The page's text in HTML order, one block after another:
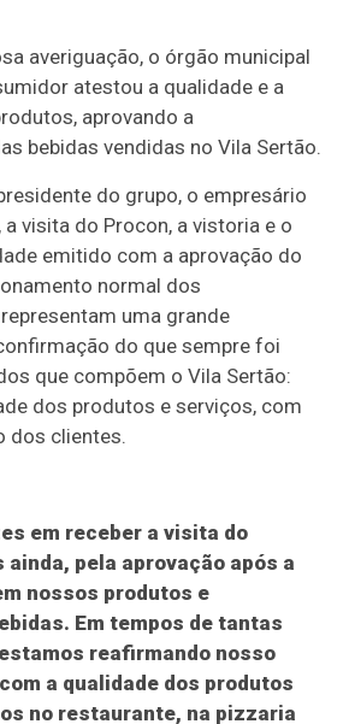
averiguação, o órgão municipal
atestou a qualidade e a
aprovando a
bebidas vendidas no Vila Sertão.
do grupo, o empresário
a visita do Procon, a vistoria e o
emitido com a aprovação do
normal dos
uma grande
do que sempre foi
que compõem o Vila Sertão:
dos produtos e serviços, com
dos clientes.
em receber a visita do
ainda, pela aprovação após a
nossos produtos e
Em tempos de tantas
reafirmando nosso
a qualidade dos produtos
no restaurante, na pizzaria